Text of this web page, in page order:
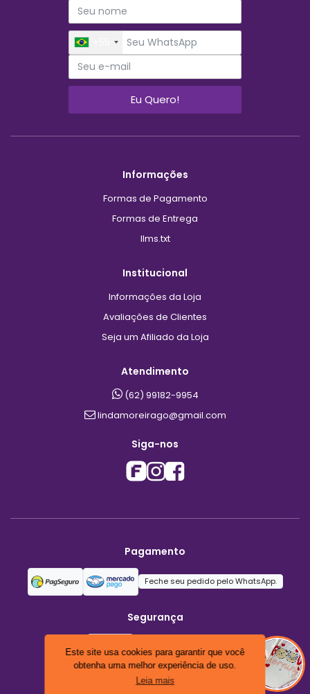
Este site usa cookies para garantir que você
obtenha uma melhor experiência de uso.
Leia mais
Eu Quero!
Informações
Formas de Pagamento
Formas de Entrega
llms.txt
Institucional
Informações da Loja
Avaliações de Clientes
Seja um Afiliado da Loja
Atendimento
(62) 99182-9954
lindamoreirago@gmail.com
Siga-nos
Pagamento
Feche seu pedido pelo WhatsApp.
Segurança